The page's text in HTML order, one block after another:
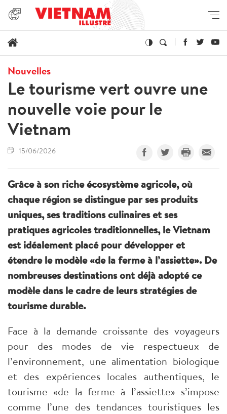
Nouvelles
Le tourisme vert ouvre une
nouvelle voie pour le
Vietnam
15/06/2026
Grâce à son riche écosystème agricole, où
chaque région se distingue par ses produits
uniques, ses traditions culinaires et ses
pratiques agricoles traditionnelles, le Vietnam
est idéalement placé pour développer et
étendre le modèle «de la ferme à l’assiette». De
nombreuses destinations ont déjà adopté ce
modèle dans le cadre de leurs stratégies de
tourisme durable.
Face à la demande croissante des voyageurs
pour des modes de vie respectueux de
l’environnement, une alimentation biologique
et des expériences locales authentiques, le
tourisme «de la ferme à l’assiette» s’impose
comme l’une des tendances touristiques les